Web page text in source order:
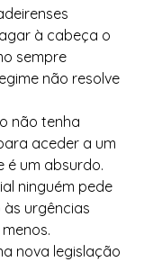
à cabeça o
sempre
não resolve
não tenha
aceder a um
é um absurdo.
ninguém pede
às urgências
nova legislação